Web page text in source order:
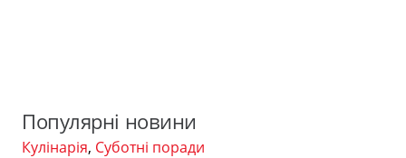
Популярні новини
Кулінарія, Суботні поради